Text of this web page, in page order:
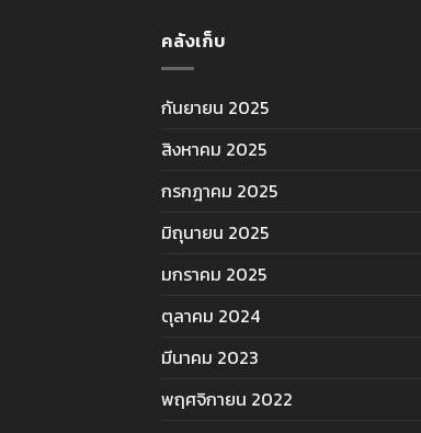
คลังเก็บ
กันยายน 2025
สิงหาคม 2025
กรกฎาคม 2025
มิถุนายน 2025
มกราคม 2025
ตุลาคม 2024
มีนาคม 2023
พฤศจิกายน 2022